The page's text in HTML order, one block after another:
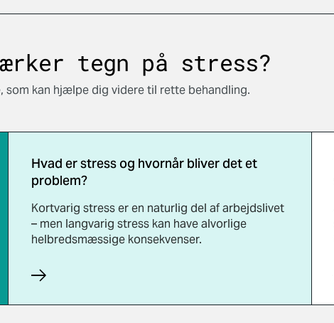
tegn på stress?
kan hjælpe dig videre til rette behandling.
Hvad er stress og hvornår bliver det et
problem?
Kortvarig stress er en naturlig del af arbejdslivet
– men langvarig stress kan have alvorlige
helbredsmæssige konsekvenser.